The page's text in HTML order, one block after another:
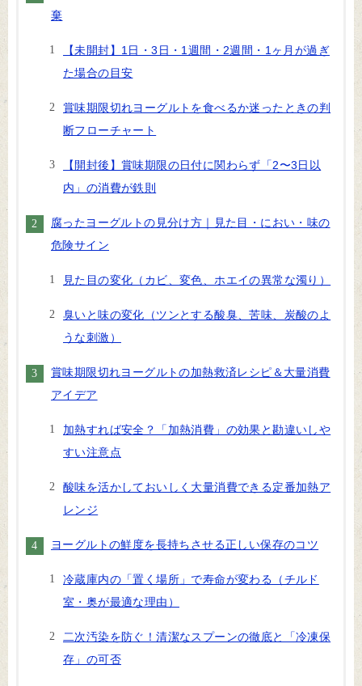
棄
【未開封】1日・3日・1週間・2週間・1ヶ月が過ぎ
た場合の目安
賞味期限切れヨーグルトを食べるか迷ったときの判
断フローチャート
【開封後】賞味期限の日付に関わらず「2〜3日以
内」の消費が鉄則
腐ったヨーグルトの見分け方｜見た目・におい・味の
危険サイン
見た目の変化（カビ、変色、ホエイの異常な濁り）
臭いと味の変化（ツンとする酸臭、苦味、炭酸のよ
うな刺激）
賞味期限切れヨーグルトの加熱救済レシピ＆大量消費
アイデア
加熱すれば安全？「加熱消費」の効果と勘違いしや
すい注意点
酸味を活かしておいしく大量消費できる定番加熱ア
レンジ
ヨーグルトの鮮度を長持ちさせる正しい保存のコツ
冷蔵庫内の「置く場所」で寿命が変わる（チルド
室・奥が最適な理由）
二次汚染を防ぐ！清潔なスプーンの徹底と「冷凍保
存」の可否